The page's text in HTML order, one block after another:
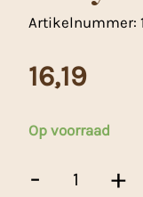
Artikelnummer:
16,19
Op voorraad
-
Ruby
+